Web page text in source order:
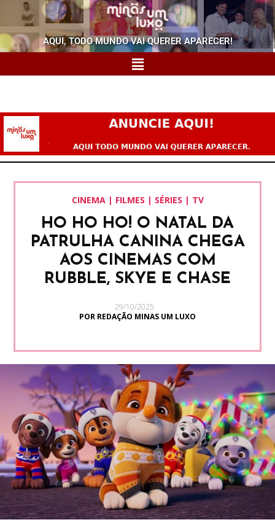
AQUI, TODO MUNDO VAI QUERER APARECER!
CINEMA | FILMES | SÉRIES | TV
HO HO HO! O NATAL DA
PATRULHA CANINA CHEGA
AOS CINEMAS COM
RUBBLE, SKYE E CHASE
29/10/2025
POR REDAÇÃO MINAS UM LUXO